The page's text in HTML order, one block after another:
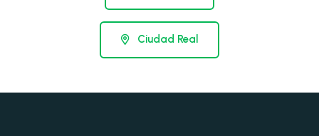
Ciudad Real